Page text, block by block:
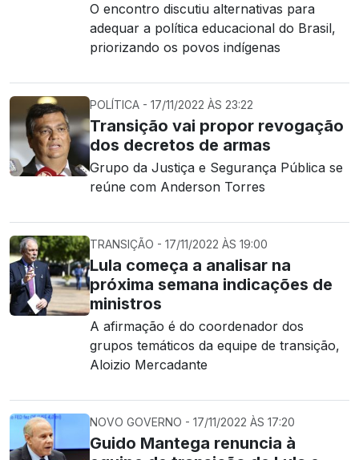
O encontro discutiu alternativas para
adequar a política educacional do Brasil,
priorizando os povos indígenas
POLÍTICA - 17/11/2022 ÀS 23:22
Transição vai propor revogação
dos decretos de armas
Grupo da Justiça e Segurança Pública se
reúne com Anderson Torres
TRANSIÇÃO - 17/11/2022 ÀS 19:00
Lula começa a analisar na
próxima semana indicações de
ministros
A afirmação é do coordenador dos
grupos temáticos da equipe de transição,
Aloizio Mercadante
NOVO GOVERNO - 17/11/2022 ÀS 17:20
Guido Mantega renuncia à